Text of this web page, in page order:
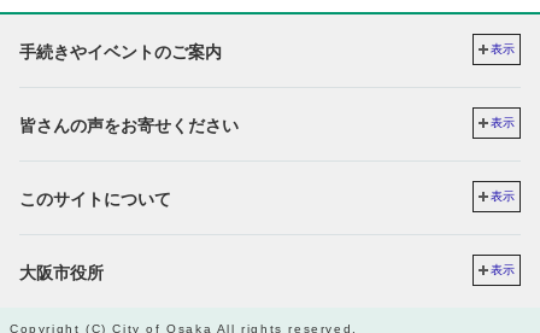
手続きやイベントのご案内 表示
皆さんの声をお寄せください 表示
このサイトについて 表示
大阪市役所 表示
Copyright (C) City of Osaka All rights reserved.